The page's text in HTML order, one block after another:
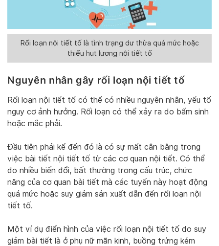
Rối loạn nội tiết tố là tình trạng dư thừa quá mức hoặc
thiếu hụt lượng nội tiết tố
Nguyên nhân gây rối loạn nội tiết tố
Rối loạn nội tiết tố có thể có nhiều nguyên nhân, yếu tố
nguy cơ ảnh hưởng. Rối loạn có thể xảy ra do bẩm sinh
hoặc mắc phải.
Đầu tiên phải kể đến đó là có sự mất cân bằng trong
việc bài tiết nội tiết tố từ các cơ quan nội tiết. Có thể
do nhiều biến đổi, bất thường trong cấu trúc, chức
năng của cơ quan bài tiết mà các tuyến này hoạt động
quá mức hoặc suy giảm sản xuất dẫn đến rối loạn nội
tiết tố.
Một ví dụ điển hình của việc rối loạn nội tiết tố do suy
giảm bài tiết là ở phụ nữ mãn kinh, buồng trứng kém